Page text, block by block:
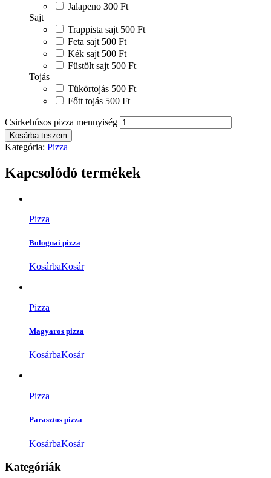
Jalapeno 300 Ft
Sajt
Trappista sajt 500 Ft
Feta sajt 500 Ft
Kék sajt 500 Ft
Füstölt sajt 500 Ft
Tojás
Tükörtojás 500 Ft
Főtt tojás 500 Ft
Csirkehúsos pizza mennyiség
Kosárba teszem
Kategória: Pizza
Kapcsolódó termékek
Pizza
Bolognai pizza
KosárbaKosár
Pizza
Magyaros pizza
KosárbaKosár
Pizza
Parasztos pizza
KosárbaKosár
Kategóriák